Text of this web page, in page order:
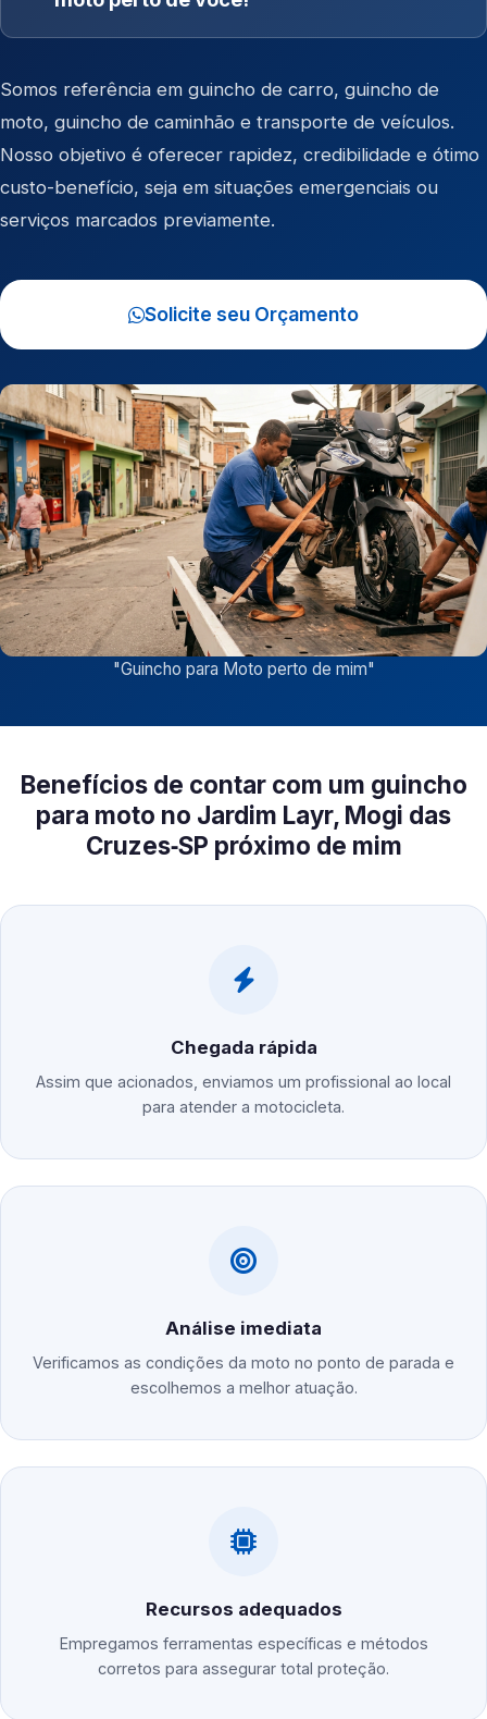
Somos referência em guincho de carro, guincho de
moto, guincho de caminhão e transporte de veículos.
Nosso objetivo é oferecer rapidez, credibilidade e ótimo
custo-benefício, seja em situações emergenciais ou
serviços marcados previamente.
Solicite seu Orçamento
"Guincho para Moto perto de mim"
Benefícios de contar com um guincho
para moto no Jardim Layr, Mogi das
Cruzes‑SP próximo de mim
Chegada rápida
Assim que acionados, enviamos um profissional ao local
para atender a motocicleta.
Análise imediata
Verificamos as condições da moto no ponto de parada e
escolhemos a melhor atuação.
Recursos adequados
Empregamos ferramentas específicas e métodos
corretos para assegurar total proteção.